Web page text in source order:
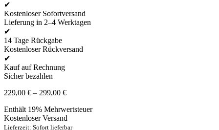
✔
Kostenloser Sofortversand
Lieferung in 2–4 Werktagen
✔
14 Tage Rückgabe
Kostenloser Rückversand
✔
Kauf auf Rechnung
Sicher bezahlen
229,00 € – 299,00 €Preisspanne:
bis
299,00 €
Enthält 19% Mehrwertsteuer
Kostenloser Versand
Lieferzeit: Sofort lieferbar